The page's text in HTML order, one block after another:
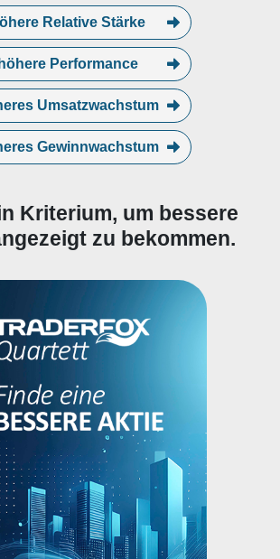
Relative Stärke
höhere Performance
Umsatzwachstum
Gewinnwachstum
Kriterium, um bessere
zu bekommen.